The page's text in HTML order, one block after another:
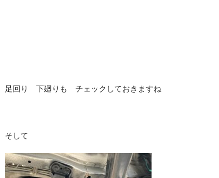
足回り 下廻りも チェックしておきますね
そして